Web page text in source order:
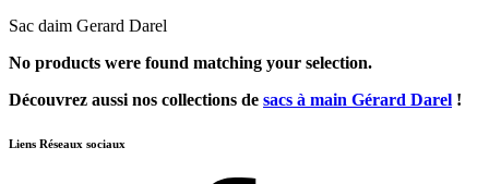
Sac daim Gerard Darel
No products were found matching your selection.
Découvrez aussi nos collections de sacs à main Gérard Darel !
Liens Réseaux sociaux